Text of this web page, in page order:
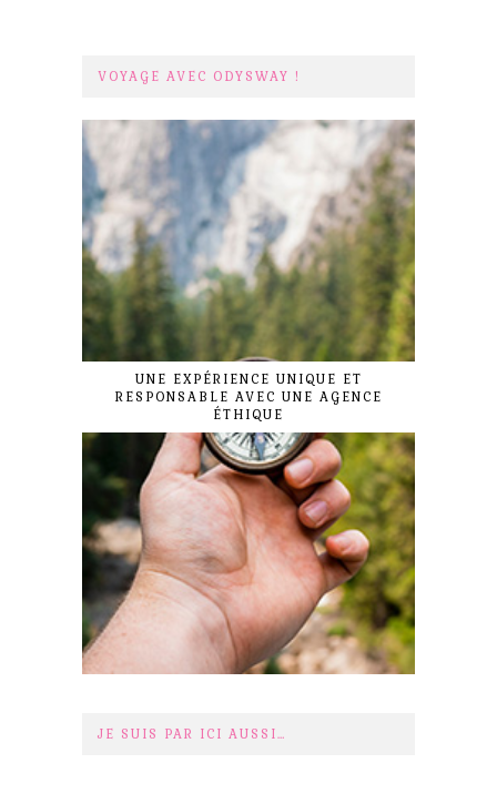
VOYAGE AVEC ODYSWAY !
UNE EXPÉRIENCE UNIQUE ET
RESPONSABLE AVEC UNE AGENCE
ÉTHIQUE
JE SUIS PAR ICI AUSSI…